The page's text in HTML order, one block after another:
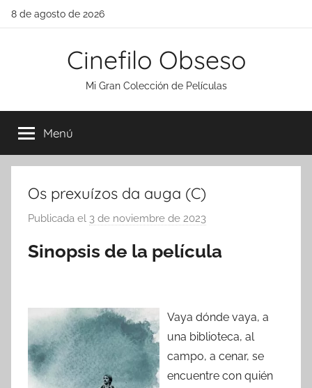
Saltar
8 de agosto de 2026
Cinefilo Obseso
Mi Gran Colección de Películas
Menú
Os prexuízos da auga (C)
Publicada el 3 de noviembre de 2023
r
Sinopsis de la película
Vaya dónde vaya, a
una biblioteca, al
campo, a cenar, se
encuentre con quién